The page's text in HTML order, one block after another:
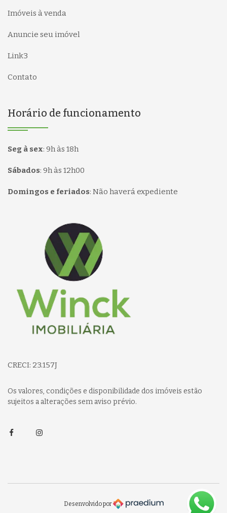
Imóveis à venda
Anuncie seu imóvel
Link3
Contato
Horário de funcionamento
Seg à sex: 9h às 18h
Sábados: 9h às 12h00
Domingos e feriados: Não haverá expediente
Página inicial
CRECI: 23.157J
Os valores, condições e disponibilidade dos imóveis estão
sujeitos a alterações sem aviso prévio.
FacebookInstagram
Desenvolvido por